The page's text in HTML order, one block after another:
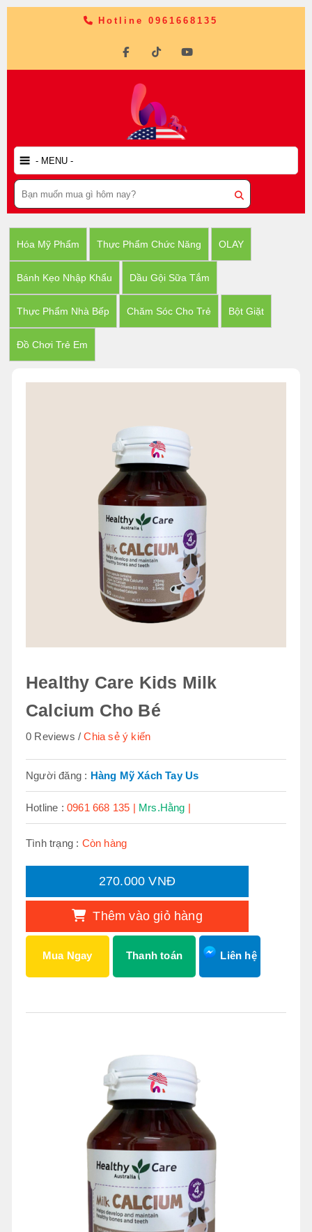
Hotline 0961668135
Hóa Mỹ Phẩm Thực Phẩm Chức Năng OLAY
Bánh Kẹo Nhập Khẩu Dầu Gội Sữa Tắm
Thực Phẩm Nhà Bếp Chăm Sóc Cho Trẻ Bột Giặt
Đồ Chơi Trẻ Em
Healthy Care Kids Milk
Calcium Cho Bé
0 Reviews Chia sẻ ý kiến
Người đăng : Hàng Mỹ Xách Tay Us
Hotline :0961 668 135 | Mrs.Hằng |
Tình trạng : Còn hàng
270.000 VNĐ
Thêm vào giỏ hàng
Mua Ngay Thanh toán Liên hệ